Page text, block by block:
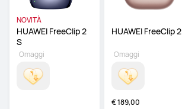
NOVITÀ
HUAWEI FreeClip 2
Omaggi
HUAWEI FreeClip 2
€ 189,00
Omaggi